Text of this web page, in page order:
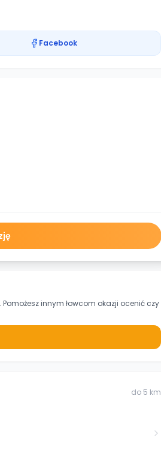
Facebook
Pomożesz innym łowcom okazji ocenić czy
do 5 km